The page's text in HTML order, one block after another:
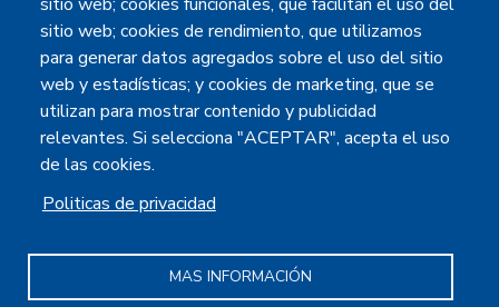
@IDEAM.INSTITUTO
@IDEAMCOLOMBIA
@IDEAMCOLOMBIA
INSTITUTO IDEAM
PolíticasMapa del sitioTérminos y condiciones
sitio web; cookies de rendimiento, que utilizamos
para generar datos agregados sobre el uso del sitio
web y estadísticas; y cookies de marketing, que se
utilizan para mostrar contenido y publicidad
relevantes. Si selecciona "ACEPTAR", acepta el uso
de las cookies.
Politicas de privacidad
MAS INFORMACIÓN